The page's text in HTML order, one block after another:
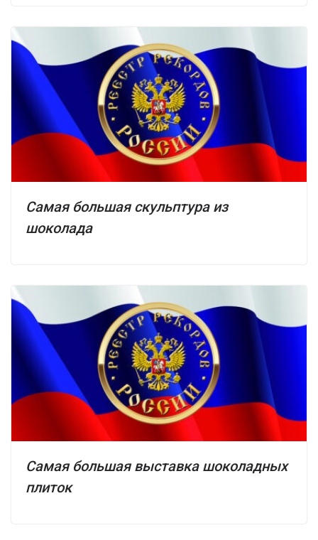
Самая большая скульптура из
шоколада
Самая большая выставка шоколадных
плиток